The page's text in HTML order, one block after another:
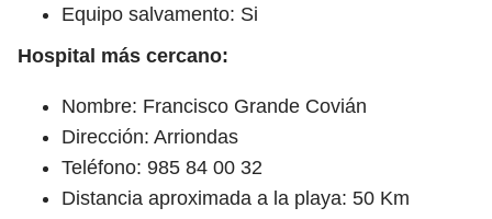
Equipo salvamento: Si
Hospital más cercano:
Nombre: Francisco Grande Covián
Dirección: Arriondas
Teléfono: 985 84 00 32
Distancia aproximada a la playa: 50 Km